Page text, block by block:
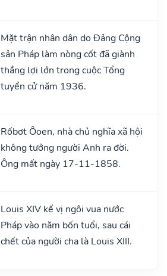
Mặt trận nhân dân do Đảng Cộng
sản Pháp làm nòng cốt đã giành
thắng lợi lớn trong cuộc Tổng
tuyển cử năm 1936.
Rốbơt Ôoen, nhà chủ nghĩa xã hội
không tưởng người Anh ra đời.
Ông mất ngày 17-11-1858.
Louis XIV kế vị ngôi vua nước
Pháp vào năm bốn tuổi, sau cái
chết của người cha là Louis XIII.